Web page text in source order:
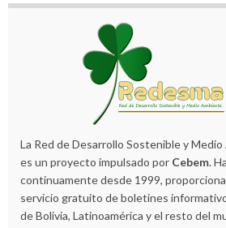
La Red de Desarrollo Sostenible y
es un proyecto impulsado por Cebem.
continuamente desde 1999,
servicio gratuito de boletines
de Bolivia, Latinoamérica y el resto del